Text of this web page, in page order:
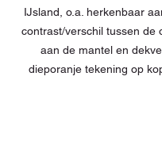
IJsland, o.a. herkenbaar
contrast/verschil tussen de
aan de mantel en
dieporanje tekening op